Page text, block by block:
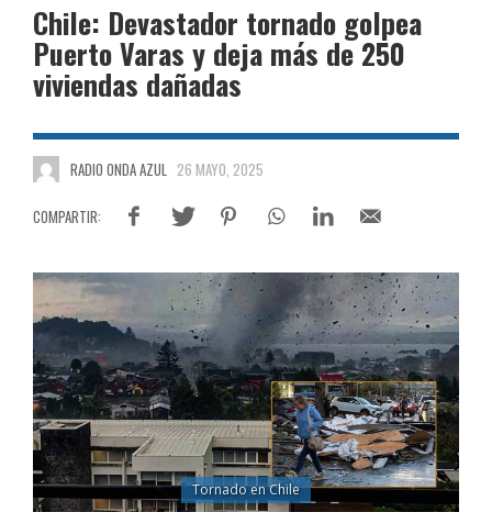
Chile: Devastador tornado golpea
Puerto Varas y deja más de 250
viviendas dañadas
RADIO ONDA AZUL 26 MAYO, 2025
Tornado en Chile